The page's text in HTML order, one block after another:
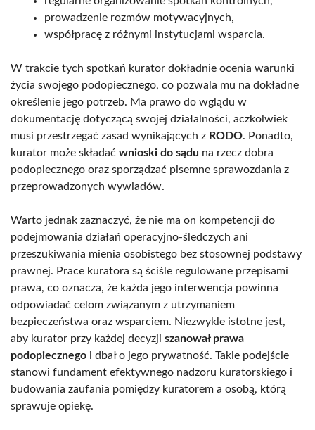
prowadzenie rozmów motywacyjnych,
współpracę z różnymi instytucjami wsparcia.
W trakcie tych spotkań kurator dokładnie ocenia warunki
życia swojego podopiecznego, co pozwala mu na dokładne
określenie jego potrzeb. Ma prawo do wglądu w
dokumentację dotyczącą swojej działalności, aczkolwiek
musi przestrzegać zasad wynikających z RODO. Ponadto,
kurator może składać wnioski do sądu na rzecz dobra
podopiecznego oraz sporządzać pisemne sprawozdania z
przeprowadzonych wywiadów.
Warto jednak zaznaczyć, że nie ma on kompetencji do
podejmowania działań operacyjno-śledczych ani
przeszukiwania mienia osobistego bez stosownej podstawy
prawnej. Prace kuratora są ściśle regulowane przepisami
prawa, co oznacza, że każda jego interwencja powinna
odpowiadać celom związanym z utrzymaniem
bezpieczeństwa oraz wsparciem. Niezwykle istotne jest,
aby kurator przy każdej decyzji szanował prawa
podopiecznego i dbał o jego prywatność. Takie podejście
stanowi fundament efektywnego nadzoru kuratorskiego i
budowania zaufania pomiędzy kuratorem a osobą, którą
sprawuje opiekę.